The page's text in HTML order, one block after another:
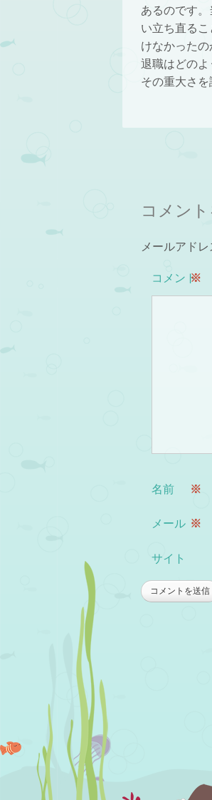
あるのです
い立ち直る
けなかった
退職はどのよ
その重大さを
コメン
メールアドレ
コメント
※
名前 ※
メール ※
サイト